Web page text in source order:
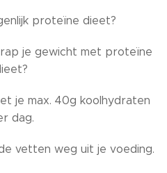
proteïne dieet?
je gewicht met proteïne
je max. 40g koolhydraten
dag.
vetten weg uit je voeding.